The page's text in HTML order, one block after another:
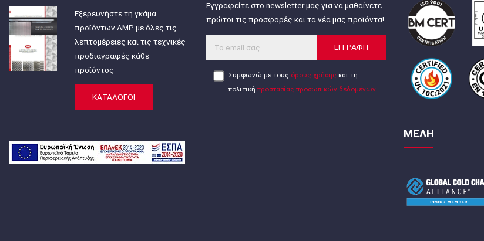
Εξερευνήστε τη γκάμα
προϊόντων AMP με όλες τις
λεπτομέρειες και τις τεχνικές
προδιαγραφές κάθε
προϊόντος
ΚΑΤΑΛΟΓΟΙ
Εγγραφείτε στο newsletter μας για να μαθαίνετε
πρώτοι τις προσφορές και τα νέα μας προϊόντα!
ΕΓΓΡΑΦΗ
Συμφωνώ με τους όρους χρήσης και τη
πολιτική προστασίας προσωπικών δεδομένων
ΜΕΛΗ